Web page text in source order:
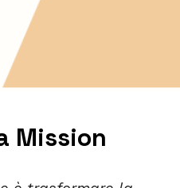
Mission